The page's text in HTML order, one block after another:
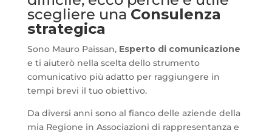
scegliere una Consulenza
strategica
Sono Mauro Paissan, Esperto di comunicazione
e ti aiuterò nella scelta dello strumento
comunicativo più adatto per raggiungere in
tempi brevi il tuo obiettivo.
Da diversi anni sono al fianco delle aziende della
mia Regione in Associazioni di rappresentanza e